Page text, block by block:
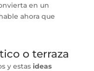
en un
ahora que
o terraza
y estas ideas